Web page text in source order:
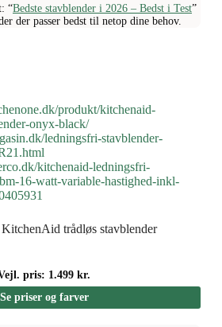
“Bedste stavblender i 2026 – Bedst i Test”
der passer bedst til netop dine behov.
produkt/kitchenaid-
onyx-black/
ledningsfri-stavblender-
kitchenaid-ledningsfri-
16-watt-variable-hastighed-inkl-
trådløs stavblender
pris: 1.499 kr.
Se priser og farver